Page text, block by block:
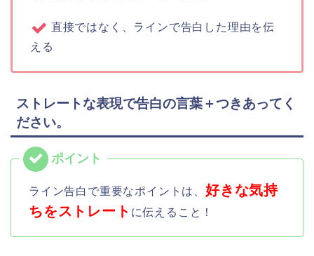
直接ではなく、ラインで告白した理由を伝
える
ストレートな表現で告白の言葉＋つきあってく
ださい。
ライン告白で重要なポイントは、 好きな気持
ちをストレート に伝えること！